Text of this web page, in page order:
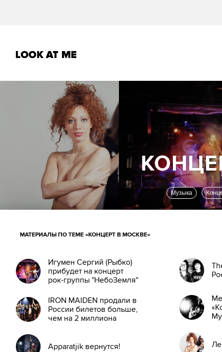
Музыка
МАТЕРИАЛЫ ПО ТЕМЕ «КОНЦЕРТ В МОСКВЕ»
Игумен Сергий (Рыбко)
прибудет на концерт
рок-группы "НебоЗемля"
IRON MAIDEN продали в
России билетов больше,
чем на 2 миллиона
Apparatjik вернутся!